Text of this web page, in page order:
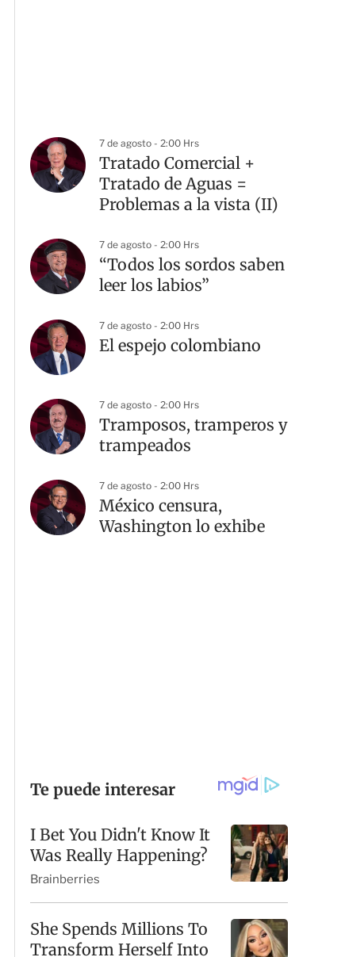
7 de agosto - 2:00 Hrs
Tratado Comercial +
Tratado de Aguas =
Problemas a la vista (II)
7 de agosto - 2:00 Hrs
“Todos los sordos saben
leer los labios”
7 de agosto - 2:00 Hrs
El espejo colombiano
7 de agosto - 2:00 Hrs
Tramposos, tramperos y
trampeados
7 de agosto - 2:00 Hrs
México censura,
Washington lo exhibe